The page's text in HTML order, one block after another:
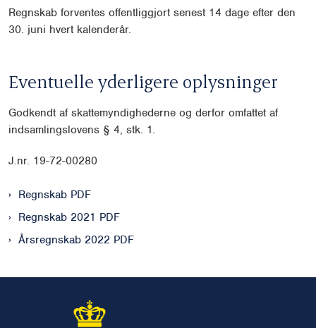
Regnskab forventes offentliggjort senest 14 dage efter den
30. juni hvert kalenderår.
Eventuelle yderligere oplysninger
Godkendt af skattemyndighederne og derfor omfattet af
indsamlingslovens § 4, stk. 1.
J.nr. 19-72-00280
Regnskab PDF
Regnskab 2021 PDF
Årsregnskab 2022 PDF